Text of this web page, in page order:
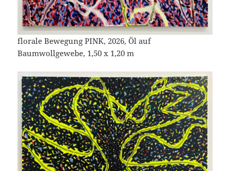
florale Bewegung PINK, 2026, Öl auf
Baumwollgewebe, 1,50 x 1,20 m